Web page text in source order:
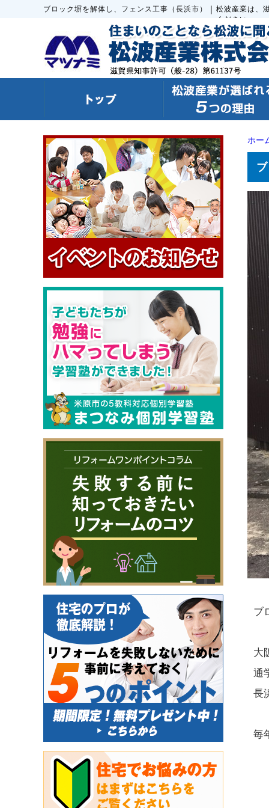
ブロック塀を解体し、フェンス工事（長浜市） ｜ 松波産業は、
ください。
ホー
ブ
大
通
長
毎